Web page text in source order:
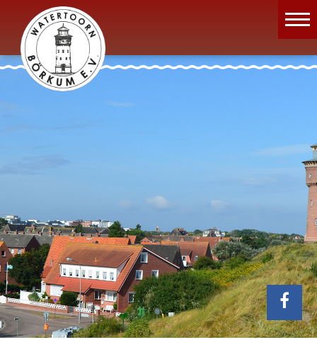
Wassermuseum
Öffnungszeiten
Projekte